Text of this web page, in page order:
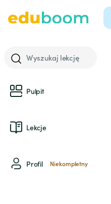
Wyszukaj lekcję
Pulpit
Lekcje
Profil Niekompletny